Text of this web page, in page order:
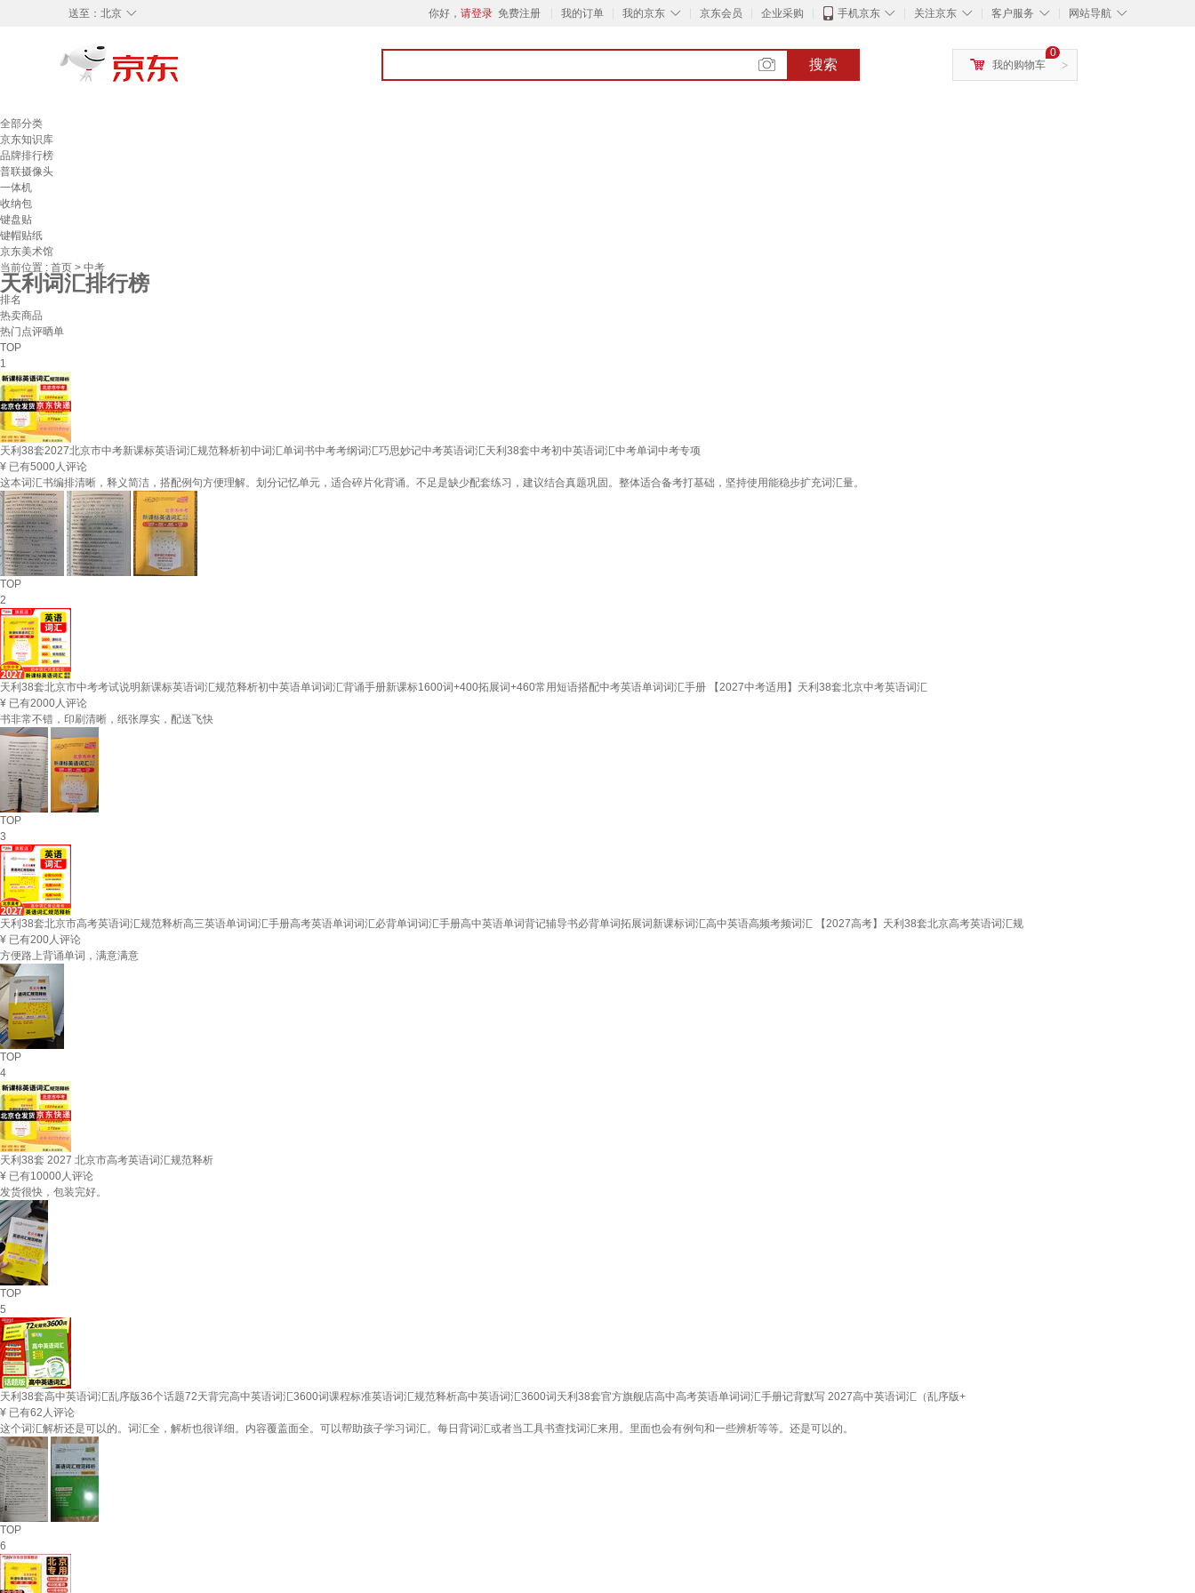
◇
送至： 北京 你好， 请登录 免费注册 我的订单 ◇
我的京东 京东会员 企业采购 ◇
手机京东 ◇
关注京东 ◇
客户服务 ◇
网站导航
搜索 >
0
我的购物车
全部分类
京东知识库
品牌排行榜
普联摄像头
一体机
收纳包
键盘贴
键帽贴纸
京东美术馆
当前位置 : 首页 > 中考
天利词汇排行榜
排名
热卖商品
热门点评晒单
TOP
1
天利38套2027北京市中考新课标英语词汇规范释析初中词汇单词书中考考纲词汇巧思妙记中考英语词汇天利38套中考初中英语词汇中考单词中考专项
¥ 已有5000人评论
这本词汇书编排清晰，释义简洁，搭配例句方便理解。划分记忆单元，适合碎片化背诵。不足是缺少配套练习，建议结合真题巩固。整体适合备考打基础，坚持使用能稳步扩充词汇量。
TOP
2
天利38套北京市中考考试说明新课标英语词汇规范释析初中英语单词词汇背诵手册新课标1600词+400拓展词+460常用短语搭配中考英语单词词汇手册 【2027中考适用】天利38套北京中考英语词汇
¥ 已有2000人评论
书非常不错，印刷清晰，纸张厚实，配送飞快
TOP
3
天利38套北京市高考英语词汇规范释析高三英语单词词汇手册高考英语单词词汇必背单词词汇手册高中英语单词背记辅导书必背单词拓展词新课标词汇高中英语高频考频词汇 【2027高考】天利38套北京高考英语词汇规
¥ 已有200人评论
方便路上背诵单词，满意满意
TOP
4
天利38套 2027 北京市高考英语词汇规范释析
¥ 已有10000人评论
发货很快，包装完好。
TOP
5
天利38套高中英语词汇乱序版36个话题72天背完高中英语词汇3600词课程标准英语词汇规范释析高中英语词汇3600词天利38套官方旗舰店高中高考英语单词词汇手册记背默写 2027高中英语词汇（乱序版+
¥ 已有62人评论
这个词汇解析还是可以的。词汇全，解析也很详细。内容覆盖面全。可以帮助孩子学习词汇。每日背词汇或者当工具书查找词汇来用。里面也会有例句和一些辨析等等。还是可以的。
TOP
6